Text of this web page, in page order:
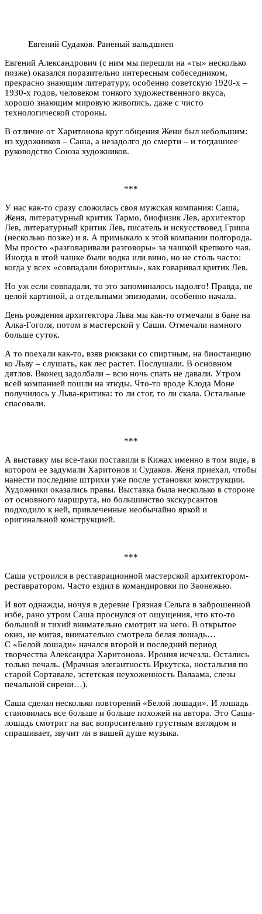
Евгений Судаков. Раненый вальдшнеп
Евгений Александрович (с ним мы перешли на «ты» несколько
позже) оказался поразительно интересным собеседником,
прекрасно знающим литературу, особенно советскую 1920-х –
1930-х годов, человеком тонкого художественного вкуса,
хорошо знающим мировую живопись, даже с чисто
технологической стороны.
В отличие от Харитонова круг общения Жени был небольшим:
из художников – Саша, а незадолго до смерти – и тогдашнее
руководство Союза художников.
***
У нас как-то сразу сложилась своя мужская компания: Саша,
Женя, литературный критик Тармо, биофизик Лев, архитектор
Лев, литературный критик Лев, писатель и искусствовед Гриша
(несколько позже) и я. А примыкало к этой компании полгорода.
Мы просто «разговаривали разговоры» за чашкой крепкого чая.
Иногда в этой чашке были водка или вино, но не столь часто:
когда у всех «совпадали биоритмы», как говаривал критик Лев.
Но уж если совпадали, то это запоминалось надолго! Правда, не
целой картиной, а отдельными эпизодами, особенно начала.
День рождения архитектора Льва мы как-то отмечали в бане на
Алка-Гоголя, потом в мастерской у Саши. Отмечали намного
больше суток.
А то поехали как-то, взяв рюкзаки со спиртным, на биостанцию
ко Льву – слушать, как лес растет. Послушали. В основном
дятлов. Вконец задолбали – всю ночь спать не давали. Утром
всей компанией пошли на этюды. Что-то вроде Клода Моне
получилось у Льва-критика: то ли стог, то ли скала. Остальные
спасовали.
***
А выставку мы все-таки поставили в Кижах именно в том виде, в
котором ее задумали Харитонов и Судаков. Женя приехал, чтобы
нанести последние штрихи уже после установки конструкции.
Художники оказались правы. Выставка была несколько в стороне
от основного маршрута, но большинство экскурсантов
подходило к ней, привлеченные необычайно яркой и
оригинальной конструкцией.
***
Саша устроился в реставрационной мастерской архитектором-
реставратором. Часто ездил в командировки по Заонежью.
И вот однажды, ночуя в деревне Грязная Сельга в заброшенной
избе, рано утром Саша проснулся от ощущения, что кто-то
большой и тихий внимательно смотрит на него. В открытое
окно, не мигая, внимательно смотрела белая лошадь…
С «Белой лошади» начался второй и последний период
творчества Александра Харитонова. Ирония исчезла. Остались
только печаль. (Мрачная элегантность Иркутска, ностальгия по
старой Сортавале, эстетская неухоженность Валаама, слезы
печальной сирени…).
Саша сделал несколько повторений «Белой лошади». И лошадь
становилась все больше и больше похожей на автора. Это Саша-
лошадь смотрит на вас вопросительно грустным взглядом и
спрашивает, звучит ли в вашей душе музыка.